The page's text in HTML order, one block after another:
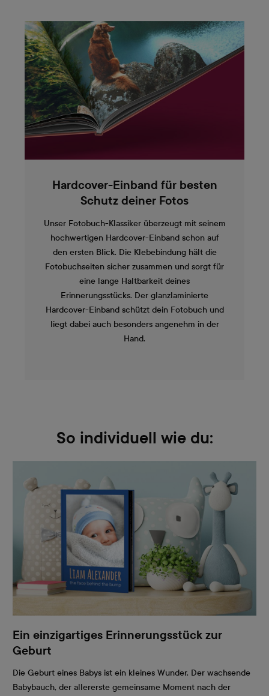
Hardcover-Einband für besten
Schutz deiner Fotos
Unser Fotobuch-Klassiker überzeugt mit seinem
hochwertigen Hardcover-Einband schon auf
den ersten Blick. Die Klebebindung hält die
Fotobuchseiten sicher zusammen und sorgt für
eine lange Haltbarkeit deines
Erinnerungsstücks. Der glanzlaminierte
Hardcover-Einband schützt dein Fotobuch und
liegt dabei auch besonders angenehm in der
Hand.
So individuell wie du:
Ein einzigartiges Erinnerungsstück zur
Geburt
Die Geburt eines Babys ist ein kleines Wunder. Der wachsende
Babybauch, der allererste gemeinsame Moment nach der